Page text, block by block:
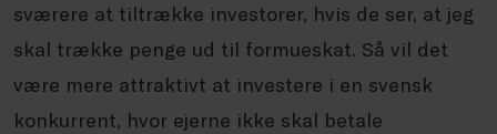
sværere at tiltrække investorer, hvis de ser, at jeg
skal trække penge ud til formueskat. Så vil det
være mere attraktivt at investere i en svensk
konkurrent, hvor ejerne ikke skal betale